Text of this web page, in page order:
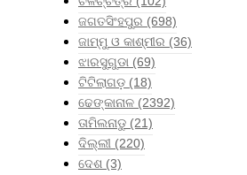
ଜଗତସିଂହପୁର (698)
ଜାମ୍ମୁ ଓ କାଶ୍ମୀର (36)
ଝାରସୁଗୁଡା (69)
ଟିଟିଲାଗଡ଼ (18)
ଢେଙ୍କାନାଳ (2392)
ତାମିଲନାଡୁ (21)
ଦିଲ୍ଲୀ (220)
ଦେଶ (3)